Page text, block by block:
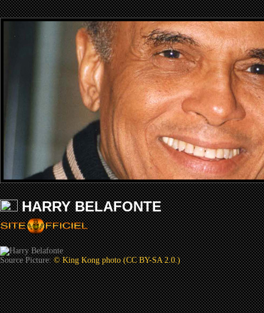
HARRY BELAFONTE
Source Picture:© King Kong photo (CC BY-SA 2.0.)